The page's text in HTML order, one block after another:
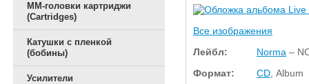
ММ-головки картриджи
(Cartridges)
Катушки с пленкой
(бобины)
Усилители
Все изображения
Лейбл:
Norma –
Формат:
CD , Album